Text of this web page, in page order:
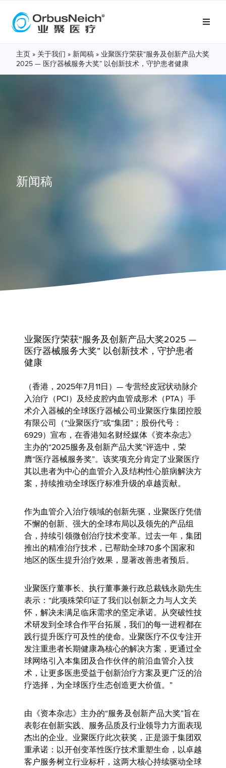
主页 » 关于我们 » 新闻稿 » 业聚医疗荣获“服务及创新产品大奖
2025 — 医疗器械服务大奖” 以创新技术，守护患者健康
新闻稿
业聚医疗荣获“服务及创新产品大奖2025 —
医疗器械服务大奖” 以创新技术，守护患者
健康
（香港，2025年7月11日）— 专营经皮冠状动脉介
入治疗（PCI）及经皮腔内血管成形术（PTA）手
术介入器械的全球医疗器械公司 业聚医疗集团控股
有限公司
（“业聚医疗”或“集团”；股份代号：
6929）宣布，在香港知名财经媒体《资本杂志》
主办的“2025服务及创新产品大奖”评选中，荣
膺“医疗器械服务奖”。该奖项充分肯定了业聚医疗
其以患者为中心的血管介入及结构性心脏病解決方
案，持续推动全球医疗标准升级的卓越贡献。
作为血管介入治疗领域的创新先驱，业聚医疗凭借
不懈的创新、强大的全球布局以及领先的产品组
合，持续引领微创治疗技术变革。过去一年，集团
推出的精准治疗技术，已帮助全球70多个国家和
地区的医生提升治疗效果，显著改善患者预后。
业聚医疗董事长、执行董事兼行政总裁钱永勋先生
表示：“此项殊荣印证了我们以创新之力与人文关
怀，解决未满足临床需求的坚定承诺。从突破性技
术研发到全球合作平台拓展，我们的每一进程都在
践行提升医疗可及性的使命。业聚医疗不仅专注开
发注重患者长期健康為核心的解决方案，更通过全
球网络引入本集团及合作伙伴的前沿血管介入技
术，让更多医患受益于创新治疗方案及更广泛的治
疗选择，为全球医疗生态创造更大价值。”
由《资本杂志》主办的“服务及创新产品大奖”旨在
表彰在创新实践、服务品质及行业领导力方面表现
杰出的企业。业聚医疗此次获奖，正是源于集团双
重承诺：以开创变革性医疗技术重塑生命，以卓越
客户服务树立行业标杆，这两大核心持续驱动全球